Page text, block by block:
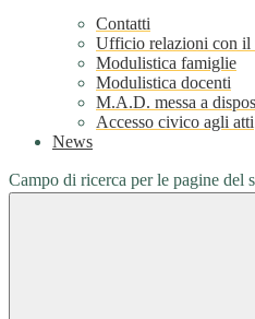
Contatti
Ufficio relazioni con il
Modulistica famiglie
Modulistica docenti
M.A.D. messa a
Accesso civico agli atti
News
Campo di ricerca per le pagine del